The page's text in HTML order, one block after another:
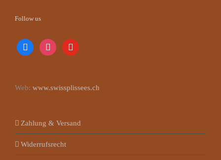
Follow us
facebookinstagramyoutube
Web: www.swissplissees.ch
Zahlung & Versand
Widerrufsrecht